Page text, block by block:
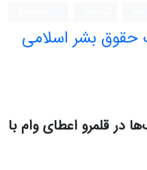
حقوق بشر اسلامی
در قلمرو اعطای وام با